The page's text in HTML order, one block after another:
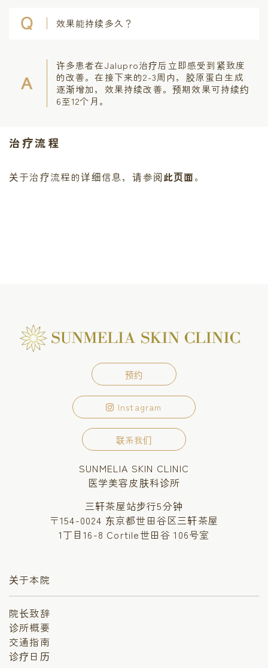
效果能持续多久？
许多患者在Jalupro治疗后立即感受到紧致度
的改善。在接下来的2-3周内，胶原蛋白生成
逐渐增加，效果持续改善。预期效果可持续约
6至12个月。
治疗流程
关于治疗流程的详细信息，请参阅 此页面。
预约
Instagram
联系我们
SUNMELIA SKIN CLINIC
医学美容皮肤科诊所
三轩茶屋站步行5分钟
〒154-0024 东京都世田谷区三轩茶屋
1丁目16-8 Cortile世田谷 106号室
关于本院
院长致辞
诊所概要
交通指南
诊疗日历